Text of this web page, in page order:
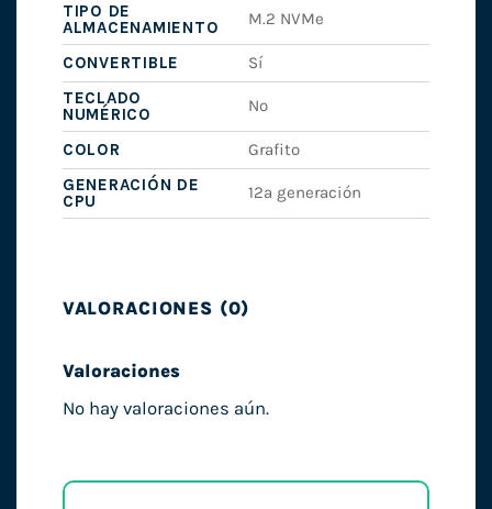
TIPO DE
ALMACENAMIENTO
M.2 NVMe
CONVERTIBLE
Sí
TECLADO
NUMÉRICO
No
COLOR
Grafito
GENERACIÓN DE
CPU
12ª generación
VALORACIONES (0)
Valoraciones
No hay valoraciones aún.